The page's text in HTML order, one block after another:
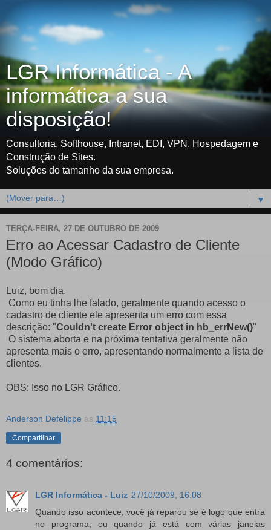
LGR Informática - A
informática a sua
disposição!
Consultoria, Softhouse, Intranet, EDI, VPN, Hospedagem e
Construção de Sites.
Soluções do tamanho da sua empresa.
▼
TERÇA-FEIRA, 27 DE OUTUBRO DE 2009
Erro ao Acessar Cadastro de Cliente
(Modo Gráfico)
Luiz, bom dia.
Como eu tinha lhe falado, geralmente quando acesso o
cadastro de cliente ele apresenta um erro com essa
descrição: "Couldn't create Error object in hb_errNew()"
O sistema aborta e na próxima tentativa geralmente não
apresenta mais o erro, apresentando normalmente a lista de
clientes.
OBS: Isso no LGR Gráfico.
Anderson Defelippe às 11:15
Compartilhar
4 comentários:
LGR Informática - Luiz 27/10/2009, 16:08
Quando isso acontece, você já reparou se é logo que entra
no programa, ou quando já está com várias janelas